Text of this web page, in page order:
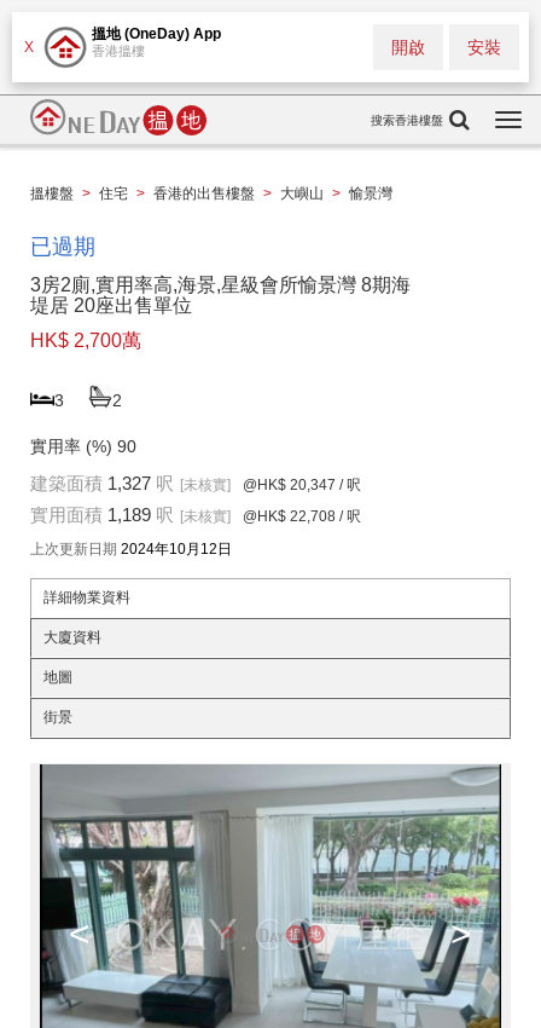
X
搵地 (OneDay) App
香港搵樓 安裝
開啟
搜索香港樓盤
搵樓盤 > 住宅 > 香港的出售樓盤 > 大嶼山 > 愉景灣
已過期
3房2廁,實用率高,海景,星級會所愉景灣 8期海
堤居 20座出售單位
HK$ 2,700萬
3 2
實用率 (%) 90
建築面積 1,327 呎 [未核實] @HK$ 20,347 / 呎
實用面積 1,189 呎 [未核實] @HK$ 22,708 / 呎
上次更新日期 2024年10月12日
詳細物業資料
大廈資料
地圖
街景
< >